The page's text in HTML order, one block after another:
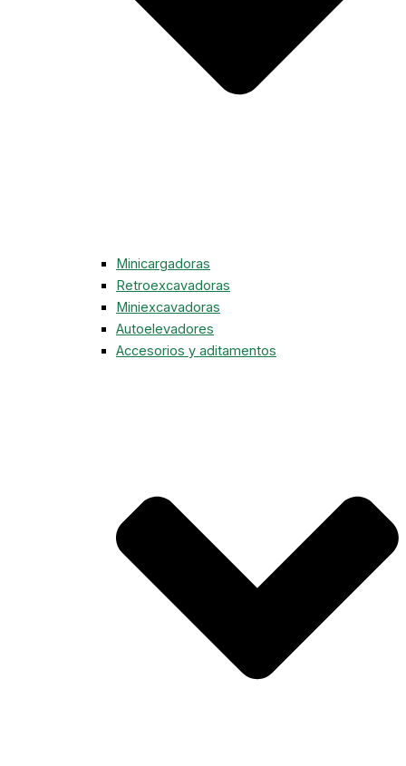
Minicargadoras
Retroexcavadoras
Miniexcavadoras
Autoelevadores
Accesorios y aditamentos